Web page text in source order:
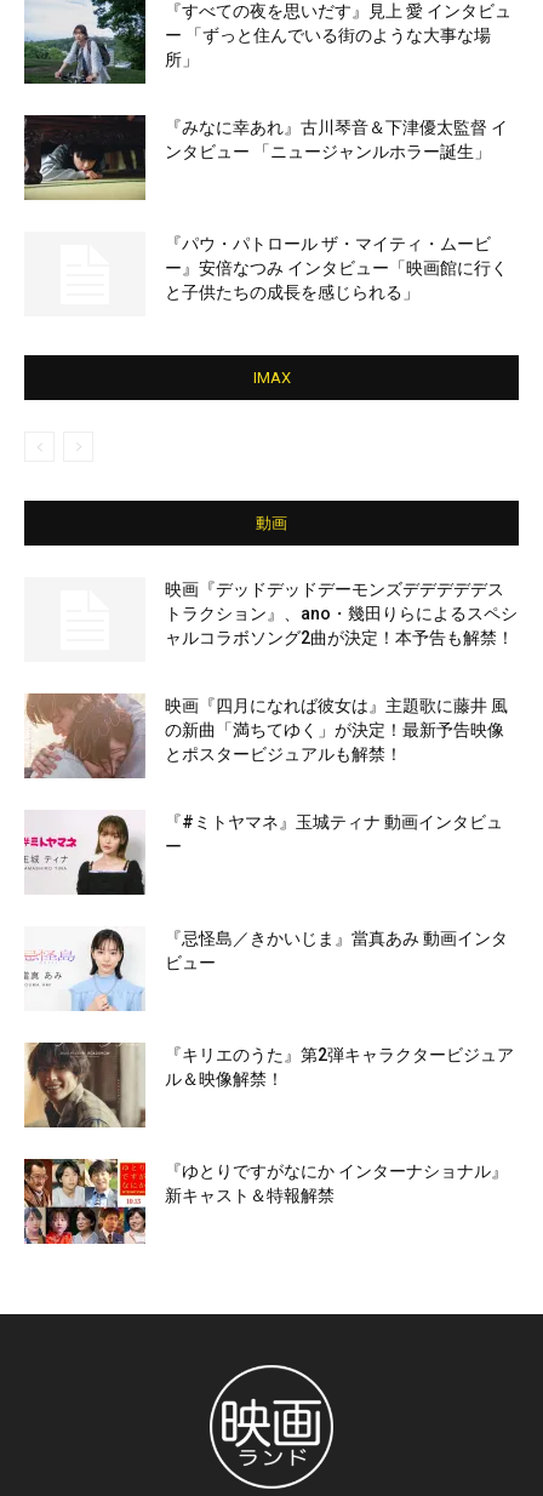
『すべての夜を思いだす』見上 愛 インタビュ
ー 「ずっと住んでいる街のような大事な場
所」
『みなに幸あれ』古川琴音＆下津優太監督 イ
ンタビュー 「ニュージャンルホラー誕生」
『パウ・パトロール ザ・マイティ・ムービ
ー』安倍なつみ インタビュー「映画館に行く
と子供たちの成長を感じられる」
IMAX
動画
映画『デッドデッドデーモンズデデデデデス
トラクション』、ano・幾田りらによるスペシ
ャルコラボソング2曲が決定！本予告も解禁！
映画『四月になれば彼女は』主題歌に藤井 風
の新曲「満ちてゆく」が決定！最新予告映像
とポスタービジュアルも解禁！
『#ミトヤマネ』玉城ティナ 動画インタビュ
ー
『忌怪島／きかいじま』當真あみ 動画インタ
ビュー
『キリエのうた』第2弾キャラクタービジュア
ル＆映像解禁！
『ゆとりですがなにか インターナショナル』
新キャスト＆特報解禁